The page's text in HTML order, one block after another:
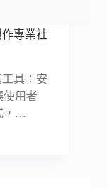
專業社
具：安
使用者
，…